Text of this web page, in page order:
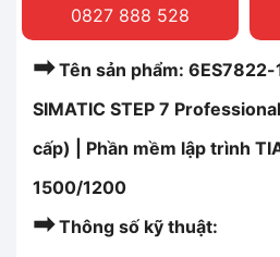
0827 888 528
➡Tên sản phẩm: 6ES7822-
SIMATIC STEP 7
cấp) | Phần mềm lập trình
1500/1200
➡Thông số kỹ thuật: